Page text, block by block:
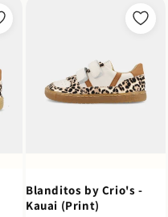
Blanditos by Crio's -
Kauai (Print)